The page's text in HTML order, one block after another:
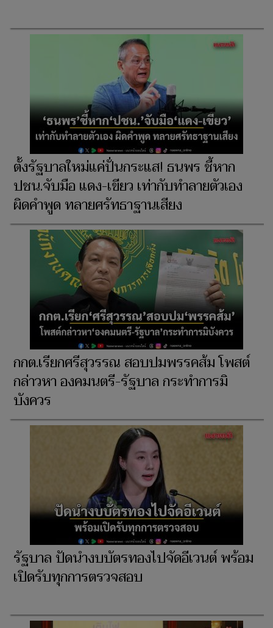
ตั้งรัฐบาลใหม่แค่ปั่นกระแส! ธนพร ชี้หาก
ปชน.จับมือ แดง-เขียว เท่ากับทำลายตัวเอง
ผิดคำพูด ทลายศรัทธาฐานเสียง
กกต.เรียกศรีสุวรรณ สอบปมพรรคส้ม โพสต์
กล่าวหา องคมนตรี-รัฐบาล กระทำการมิ
บังควร
รัฐบาล ปัดนำงบบัตรทองไปจัดอีเวนต์ พร้อม
เปิดรับทุกการตรวจสอบ